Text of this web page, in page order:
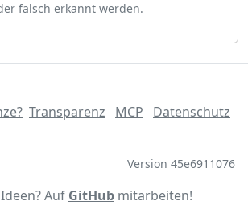
falsch erkannt werden.
Transparenz MCP
Datenschutz
Version 45e6911076
Auf GitHub mitarbeiten!